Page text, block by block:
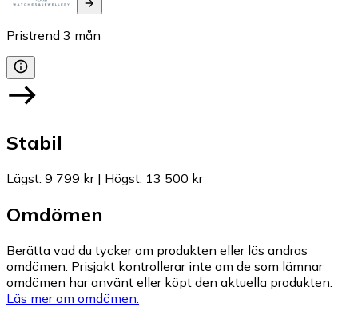
Pristrend 3 mån
Stabil
Lägst: 9 799 kr| Högst: 13 500 kr
Omdömen
Berätta vad du tycker om produkten eller läs andras
omdömen. Prisjakt kontrollerar inte om de som lämnar
omdömen har använt eller köpt den aktuella produkten.
Läs mer om omdömen.